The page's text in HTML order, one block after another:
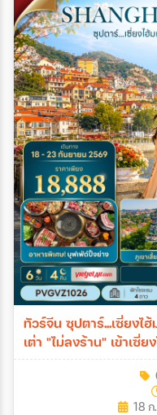
ทัวร์จีน ซุปตาร์...เซี่ยงไ
18